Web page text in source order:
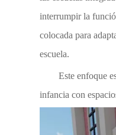
interrumpir la
colocada para
escuela.
Este enfoque
infancia con